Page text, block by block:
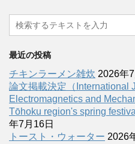
最近の投稿
チキンラーメン雑炊 2026年
論文掲載決定（International
Electromagnetics and
Tōhoku region's spring
年7月16日
トースト・ウォーター 2026